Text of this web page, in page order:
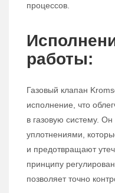
процессов.
работы:
Газовый клапан
исполнение, что
в газовую систему.
уплотнениями,
и предотвращают
принципу
позволяет точно